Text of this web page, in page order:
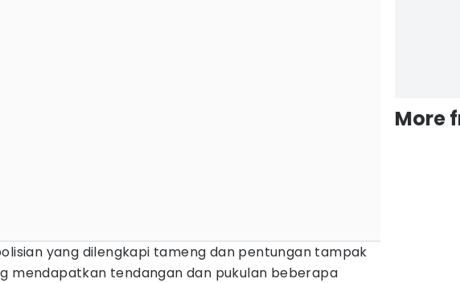
yang dilengkapi tameng dan pentungan tampak
mendapatkan tendangan dan pukulan beberapa
More